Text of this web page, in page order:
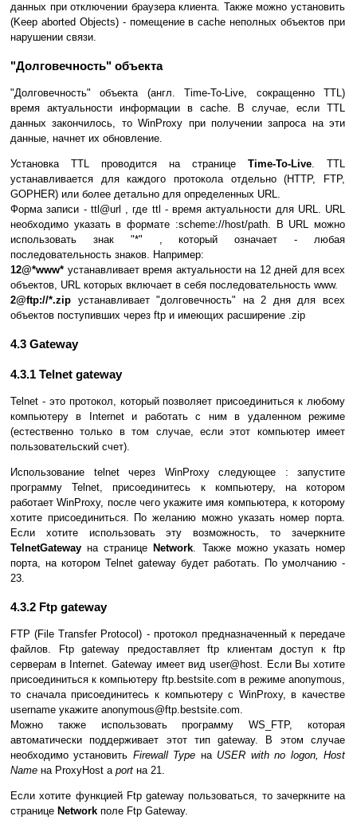
данных при отключении браузера клиента. Также можно установить
(Keep aborted Objects) - помещение в cache неполных объектов при
нарушении связи.
"Долговечность" объекта
"Долговечность" объекта (англ. Time-To-Live, сокращенно TTL)
время актуальности информации в cache. В случае, если TTL
данных закончилось, то WinProxy при получении запроса на эти
данные, начнет их обновление.
Установка TTL проводится на странице Time-To-Live. TTL
устанавливается для каждого протокола отдельно (HTTP, FTP,
GOPHER) или более детально для определенных URL.
Форма записи - ttl@url , где ttl - время актуальности для URL. URL
необходимо указать в формате :scheme://host/path. В URL можно
использовать знак "*" , который означает - любая
последовательность знаков. Например:
12@*www* устанавливает время актуальности на 12 дней для всех
объектов, URL которых включает в себя последовательность www.
2@ftp://*.zip устанавливает "долговечность" на 2 дня для всех
объектов поступивших через ftp и имеющих расширение .zip
4.3 Gateway
4.3.1 Telnet gateway
Telnet - это протокол, который позволяет присоединиться к любому
компьютеру в Internet и работать с ним в удаленном режиме
(естественно только в том случае, если этот компьютер имеет
пользовательский счет).
Использование telnet через WinProxy следующее : запустите
программу Telnet, присоединитесь к компьютеру, на котором
работает WinProxy, после чего укажите имя компьютера, к которому
хотите присоединиться. По желанию можно указать номер порта.
Если хотите использовать эту возможность, то зачеркните
TelnetGateway на странице Network. Также можно указать номер
порта, на котором Telnet gateway будет работать. По умолчанию -
23.
4.3.2 Ftp gateway
FTP (File Transfer Protocol) - протокол предназначенный к передаче
файлов. Ftp gateway предоставляет ftp клиентам доступ к ftp
серверам в Internet. Gateway имеет вид user@host. Если Вы хотите
присоединиться к компьютеру ftp.bestsite.com в режиме anonymous,
то сначала присоединитесь к компьютеру с WinProxy, в качестве
username укажите anonymous@ftp.bestsite.com.
Можно также использовать программу WS_FTP, которая
автоматически поддерживает этот тип gateway. В этом случае
необходимо установить Firewall Type на USER with no logon, Host
Name на ProxyHost aport на 21.
Если хотите функцией Ftp gateway пользоваться, то зачеркните на
странице Network поле Ftp Gateway.